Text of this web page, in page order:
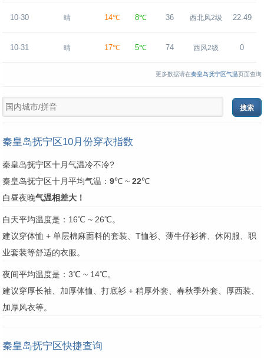
10-30 晴 14℃ 8℃ 36 西北风2级 22.49
10-31 晴 17℃ 5℃ 74 西风2级 0
更多数据请在秦皇岛抚宁区气温页面查询
秦皇岛抚宁区10月份穿衣指数
秦皇岛抚宁区十月气温冷不冷?
秦皇岛抚宁区十月平均气温： 9℃ ~ 22℃
白昼夜晚气温相差大！
白天平均温度是：16℃ ~ 26℃。
建议穿体恤 + 单层棉麻面料的套装、T恤衫、薄牛仔衫裤、休闲服、职
业套装等舒适的衣服。
夜间平均温度是：3℃ ~ 14℃。
建议穿厚长袖、加厚体恤、打底衫 + 稍厚外套、春秋季外套、厚西装、
加厚风衣等。
秦皇岛抚宁区快捷查询